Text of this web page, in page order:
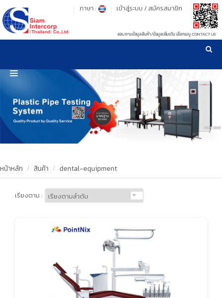
รู้ลึก รู้จริง เรื่องเครื่องมือทดสอบวัสดุ ! ยืน 1 เรื่องมาตรฐานการให้บริการ
เข้าสู่ระบบ / สมัครสมาชิก
ภาษา :
สอบถามข้อมูลสินค้า/ข้อมูลเพิ่มเติม เลือกเมนู CONTACT US
HOME
PRODUCT
OUR CLIENTS
OUR WORKS
CALIBRATION
หน้าหลัก สินค้า dental-equipment
เรียงตาม :